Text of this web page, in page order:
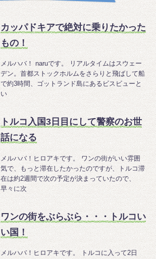
カッパドキアで絶対に乗りたかった
もの！
メルハバ！ naruです。 リアルタイムはスウェー
デン。首都ストックホルムをさらりと飛ばして船
で約3時間、ゴットランド島にあるビスビューと
い
トルコ入国3日目にして警察のお世
話になる
メルハバ！ヒロアキです。 ワンの街がいい雰囲
気で、もっと滞在したかったのですが、トルコ滞
在は約2週間で次の予定が決まっていたので、
早々に次
ワンの街をぶらぶら・・・トルコい
い国！
メルハバ！ヒロアキです。 トルコに入って2日